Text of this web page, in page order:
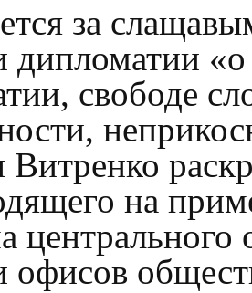
за
дипломатии
свободе
Витренко
на
офисов